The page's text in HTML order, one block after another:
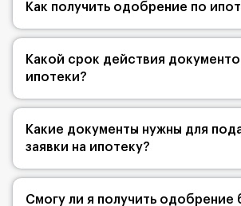
Как получить одобрение по
Какой срок действия
ипотеки?
Какие документы нужны для
заявки на ипотеку?
Смогу ли я получить одобрение